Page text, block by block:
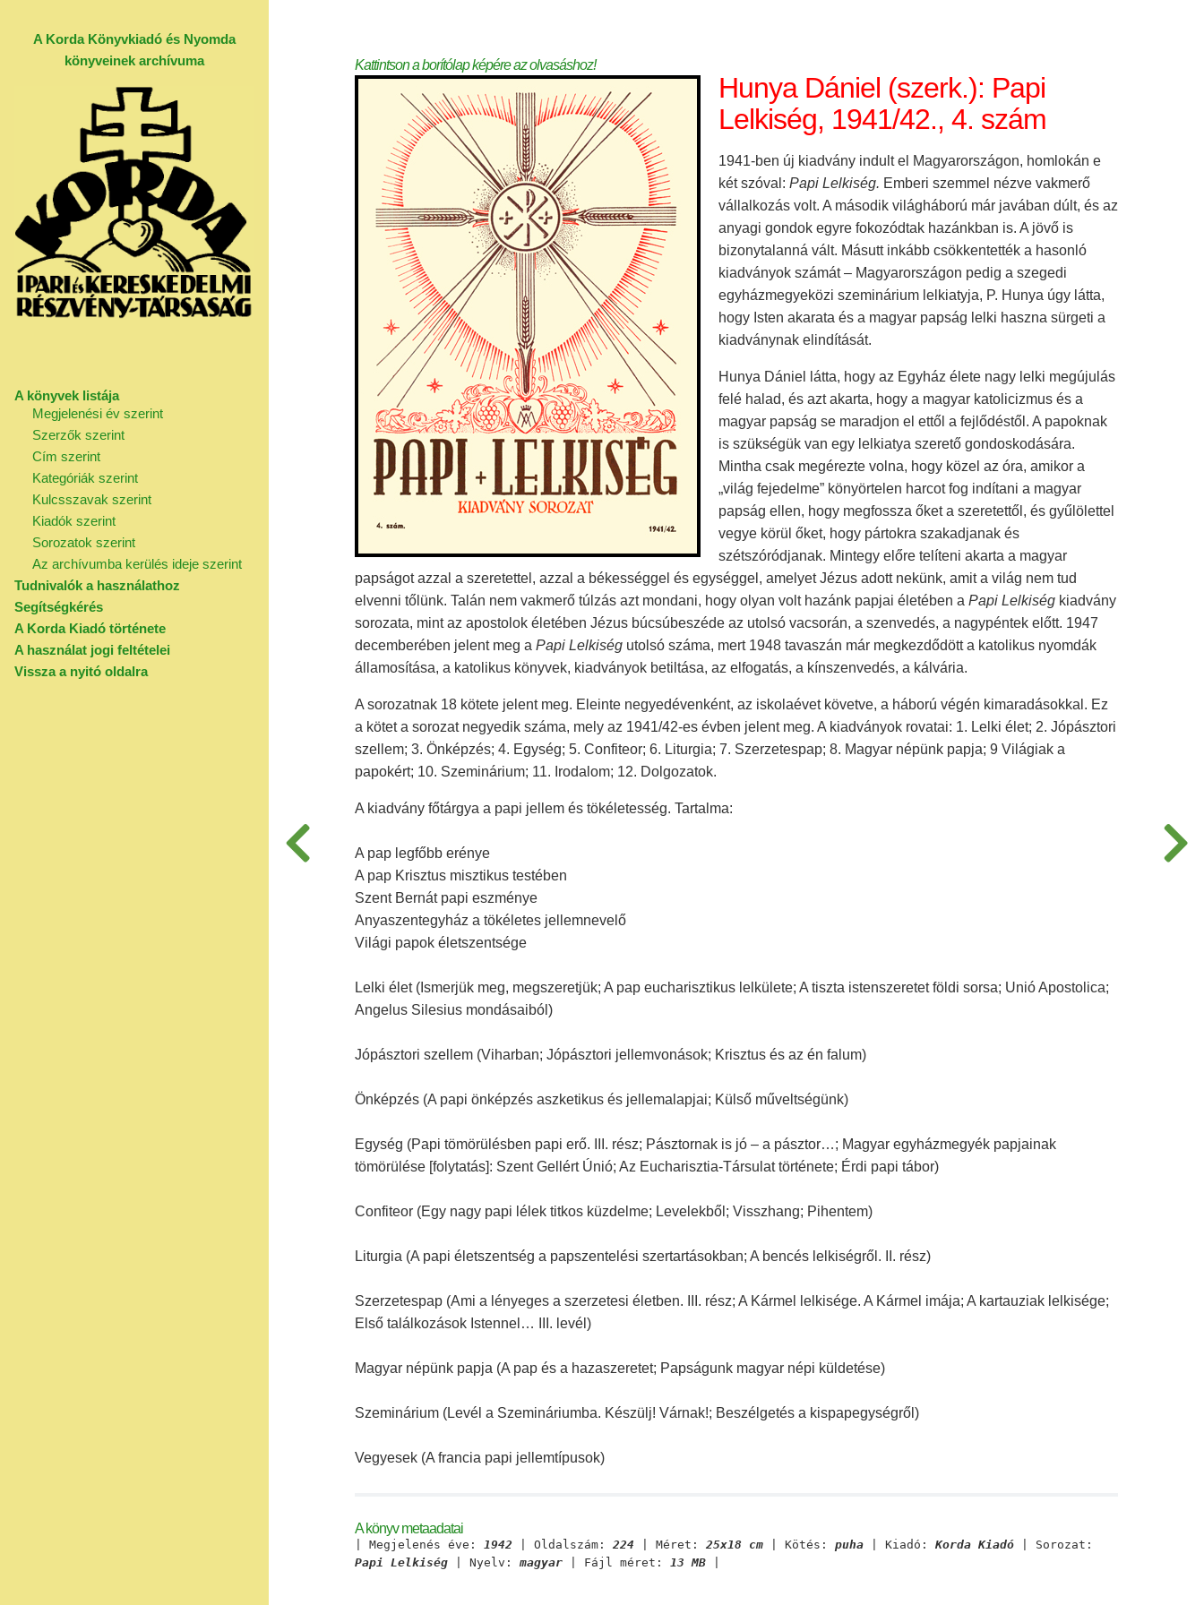
A Korda Könyvkiadó és Nyomda
könyveinek archívuma
A könyvek listája
Megjelenési év szerint
Szerzők szerint
Cím szerint
Kategóriák szerint
Kulcsszavak szerint
Kiadók szerint
Sorozatok szerint
Az archívumba kerülés ideje szerint
Tudnivalók a használathoz
Segítségkérés
A Korda Kiadó története
A használat jogi feltételei
Vissza a nyitó oldalra
Kattintson a borítólap képére az olvasáshoz!
Hunya Dániel (szerk.): Papi
Lelkiség, 1941/42., 4. szám
1941-ben új kiadvány indult el Magyarországon, homlokán e
két szóval: Papi Lelkiség. Emberi szemmel nézve vakmerő
vállalkozás volt. A második világháború már javában dúlt, és az
anyagi gondok egyre fokozódtak hazánkban is. A jövő is
bizonytalanná vált. Másutt inkább csökkentették a hasonló
kiadványok számát – Magyarországon pedig a szegedi
egyházmegyeközi szeminárium lelkiatyja, P. Hunya úgy látta,
hogy Isten akarata és a magyar papság lelki haszna sürgeti a
kiadványnak elindítását.
Hunya Dániel látta, hogy az Egyház élete nagy lelki megújulás
felé halad, és azt akarta, hogy a magyar katolicizmus és a
magyar papság se maradjon el ettől a fejlődéstől. A papoknak
is szükségük van egy lelkiatya szerető gondoskodására.
Mintha csak megérezte volna, hogy közel az óra, amikor a
„világ fejedelme” könyörtelen harcot fog indítani a magyar
papság ellen, hogy megfossza őket a szeretettől, és gyűlölettel
vegye körül őket, hogy pártokra szakadjanak és
szétszóródjanak. Mintegy előre telíteni akarta a magyar
papságot azzal a szeretettel, azzal a békességgel és egységgel, amelyet Jézus adott nekünk, amit a világ nem tud
elvenni tőlünk. Talán nem vakmerő túlzás azt mondani, hogy olyan volt hazánk papjai életében a Papi Lelkiség kiadvány
sorozata, mint az apostolok életében Jézus búcsúbeszéde az utolsó vacsorán, a szenvedés, a nagypéntek előtt. 1947
decemberében jelent meg a Papi Lelkiség utolsó száma, mert 1948 tavaszán már megkezdődött a katolikus nyomdák
államosítása, a katolikus könyvek, kiadványok betiltása, az elfogatás, a kínszenvedés, a kálvária.
A sorozatnak 18 kötete jelent meg. Eleinte negyedévenként, az iskolaévet követve, a háború végén kimaradásokkal. Ez
a kötet a sorozat negyedik száma, mely az 1941/42-es évben jelent meg. A kiadványok rovatai: 1. Lelki élet; 2. Jópásztori
szellem; 3. Önképzés; 4. Egység; 5. Confiteor; 6. Liturgia; 7. Szerzetespap; 8. Magyar népünk papja; 9 Világiak a
papokért; 10. Szeminárium; 11. Irodalom; 12. Dolgozatok.
A kiadvány főtárgya a papi jellem és tökéletesség. Tartalma:
A pap legfőbb erénye
A pap Krisztus misztikus testében
Szent Bernát papi eszménye
Anyaszentegyház a tökéletes jellemnevelő
Világi papok életszentsége
Lelki élet (Ismerjük meg, megszeretjük; A pap eucharisztikus lelkülete; A tiszta istenszeretet földi sorsa; Unió Apostolica;
Angelus Silesius mondásaiból)
Jópásztori szellem (Viharban; Jópásztori jellemvonások; Krisztus és az én falum)
Önképzés (A papi önképzés aszketikus és jellemalapjai; Külső műveltségünk)
Egység (Papi tömörülésben papi erő. III. rész; Pásztornak is jó – a pásztor…; Magyar egyházmegyék papjainak
tömörülése [folytatás]: Szent Gellért Únió; Az Eucharisztia-Társulat története; Érdi papi tábor)
Confiteor (Egy nagy papi lélek titkos küzdelme; Levelekből; Visszhang; Pihentem)
Liturgia (A papi életszentség a papszentelési szertartásokban; A bencés lelkiségről. II. rész)
Szerzetespap (Ami a lényeges a szerzetesi életben. III. rész; A Kármel lelkisége. A Kármel imája; A kartauziak lelkisége;
Első találkozások Istennel… III. levél)
Magyar népünk papja (A pap és a hazaszeretet; Papságunk magyar népi küldetése)
Szeminárium (Levél a Szemináriumba. Készülj! Várnak!; Beszélgetés a kispapegységről)
Vegyesek (A francia papi jellemtípusok)
A könyv metaadatai
| Megjelenés éve: 1942 | Oldalszám: 224 | Méret: 25x18 cm | Kötés: puha | Kiadó: Korda Kiadó | Sorozat:
Papi Lelkiség | Nyelv: magyar | Fájl méret: 13 MB